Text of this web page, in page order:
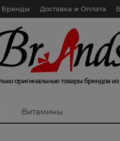
Бренды Доставка и Оплата
Витамины